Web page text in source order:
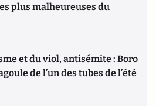
plus malheureuses du
et du viol, antisémite : Boro
de l’un des tubes de l’été